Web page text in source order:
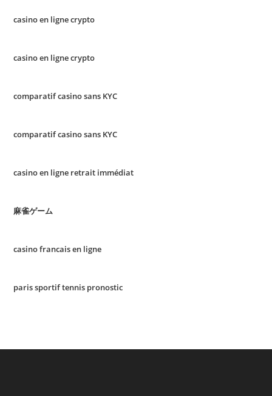
casino en ligne crypto
casino en ligne crypto
comparatif casino sans KYC
comparatif casino sans KYC
casino en ligne retrait immédiat
麻雀ゲーム
casino francais en ligne
paris sportif tennis pronostic